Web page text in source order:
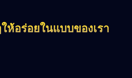
ห้อร่อยในแบบของเรา